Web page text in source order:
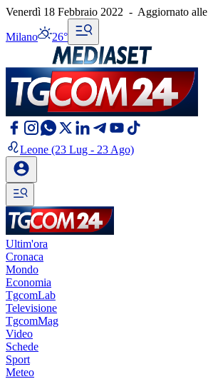
Venerdì 18 Febbraio 2022 - Aggiornato alle
Milano 26°
Leone (23 Lug - 23 Ago)
Ultim'ora
Cronaca
Mondo
Economia
TgcomLab
Televisione
TgcomMag
Video
Schede
Sport
Meteo